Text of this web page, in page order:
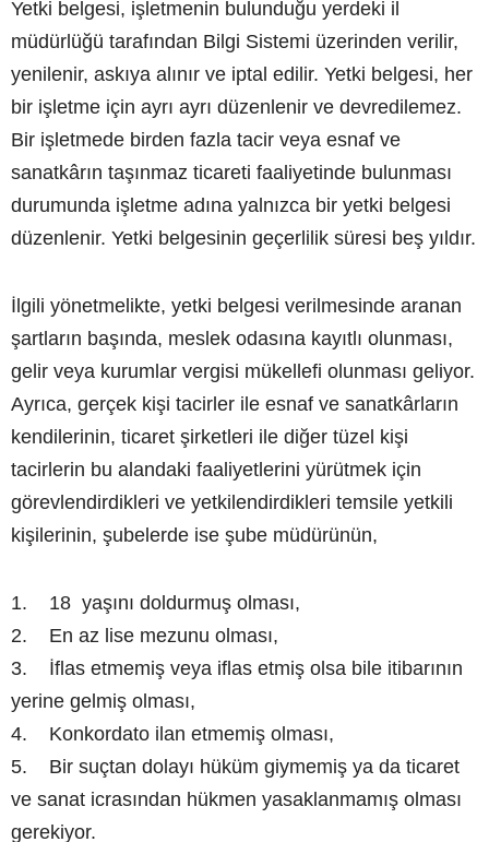
Yetki belgesi, işletmenin bulunduğu yerdeki il
müdürlüğü tarafından Bilgi Sistemi üzerinden verilir,
yenilenir, askıya alınır ve iptal edilir. Yetki belgesi, her
bir işletme için ayrı ayrı düzenlenir ve devredilemez.
Bir işletmede birden fazla tacir veya esnaf ve
sanatkârın taşınmaz ticareti faaliyetinde bulunması
durumunda işletme adına yalnızca bir yetki belgesi
düzenlenir. Yetki belgesinin geçerlilik süresi beş yıldır.
İlgili yönetmelikte, yetki belgesi verilmesinde aranan
şartların başında, meslek odasına kayıtlı olunması,
gelir veya kurumlar vergisi mükellefi olunması geliyor.
Ayrıca, gerçek kişi tacirler ile esnaf ve sanatkârların
kendilerinin, ticaret şirketleri ile diğer tüzel kişi
tacirlerin bu alandaki faaliyetlerini yürütmek için
görevlendirdikleri ve yetkilendirdikleri temsile yetkili
kişilerinin, şubelerde ise şube müdürünün,
1. 18 yaşını doldurmuş olması,
2. En az lise mezunu olması,
3. İflas etmemiş veya iflas etmiş olsa bile itibarının
yerine gelmiş olması,
4. Konkordato ilan etmemiş olması,
5. Bir suçtan dolayı hüküm giymemiş ya da ticaret
ve sanat icrasından hükmen yasaklanmamış olması
gerekiyor.